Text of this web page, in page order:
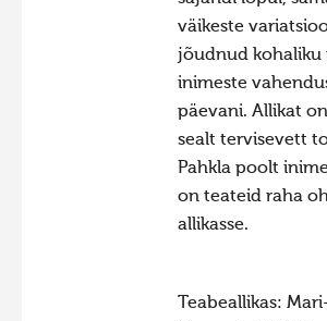
Hiite kuvavõistlus 2016
Hiite kuvavõistlus 2015
Hiite kuvavõistlus 2014
Hiite kuvavõistlus 2013
Hiite kuvavõistlus 2012
Hiite kuvavõistlus 2011
Hiite kuvavõistlus 2010
Hiite kuvavõistlus 2008
väikeste
jõudnud kohaliku
inimeste
päevani. Allikat
sealt tervisevett
Pahkla poolt
on teateid raha
allikasse.
Teabeallikas: